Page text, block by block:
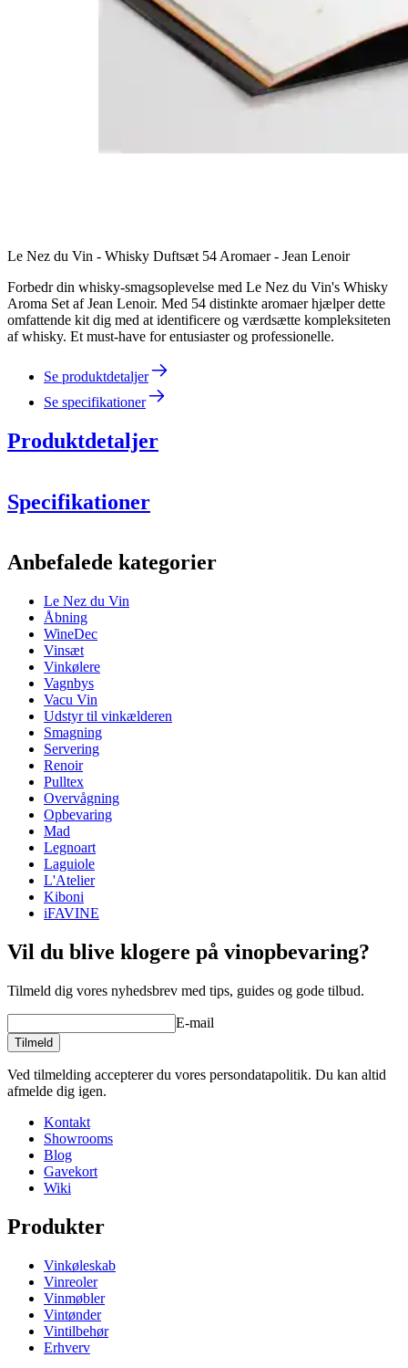
Le Nez du Vin - Whisky Duftsæt 54 Aromaer - Jean Lenoir
Forbedr din whisky-smagsoplevelse med Le Nez du Vin's Whisky
Aroma Set af Jean Lenoir. Med 54 distinkte aromaer hjælper dette
omfattende kit dig med at identificere og værdsætte kompleksiteten
af whisky. Et must-have for entusiaster og professionelle.
Se produktdetaljer
Se specifikationer
Produktdetaljer
Håndlavet i Frankrig. Aromaerne er garanteret 5 år. De kan
holde 10 år, hvis de holdes under gode forhold (beholdere
stående op i bogen, og holdt væk fra varme og lys som f.eks.
Specifikationer
Produktnummer1973
Dimensioner (BxHxD cm)
Vægt (kg)
Højde (cm)
Bredde (cm)
Dybde (cm)
Anbefalede kategorier
Le Nez du Vin
Åbning
WineDec
Vinsæt
Vinkølere
Vagnbys
Vacu Vin
Udstyr til vinkælderen
Smagning
Servering
Renoir
Pulltex
Overvågning
Opbevaring
Mad
Legnoart
Laguiole
L'Atelier
Kiboni
iFAVINE
Vil du blive klogere på vinopbevaring?
Tilmeld dig vores nyhedsbrev med tips, guides og gode tilbud.
E-mail
Tilmeld
Ved tilmelding accepterer du vores persondatapolitik. Du kan altid
afmelde dig igen.
Kontakt
Showrooms
Blog
Gavekort
Wiki
Produkter
Vinkøleskab
Vinreoler
Vinmøbler
Vintønder
Vintilbehør
Erhverv